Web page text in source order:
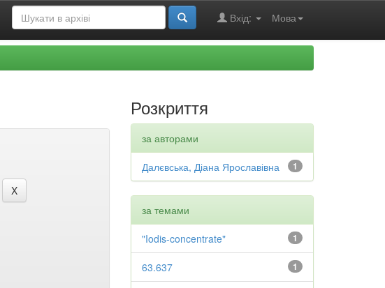
Мова
Вхід:
Розкриття
за авторами
1
Далєвська, Діана Ярославівна
за темами
1
"Iodis-concentrate"
1
63.637